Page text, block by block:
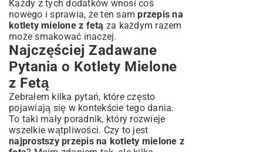
Każdy z tych dodatków wnosi coś
nowego i sprawia, że ten samprzepis na
kotlety mielone z fetą za każdym razem
może smakować inaczej.
Najczęściej Zadawane
Pytania o Kotlety Mielone
z Fetą
Zebrałem kilka pytań, które często
pojawiają się w kontekście tego dania.
To taki mały poradnik, który rozwieje
wszelkie wątpliwości. Czy to jest
najprostszy przepis na kotlety mielone z